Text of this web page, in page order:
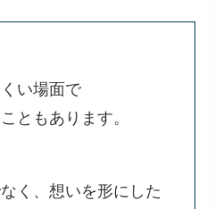
い場面で
ともあります。
く、想いを形にした